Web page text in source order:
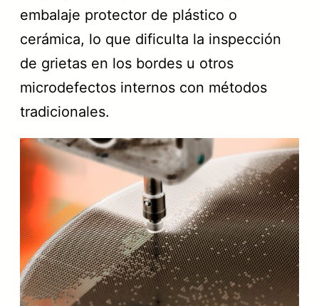
embalaje protector de plástico o
cerámica, lo que dificulta la inspección
de grietas en los bordes u otros
microdefectos internos con métodos
tradicionales.